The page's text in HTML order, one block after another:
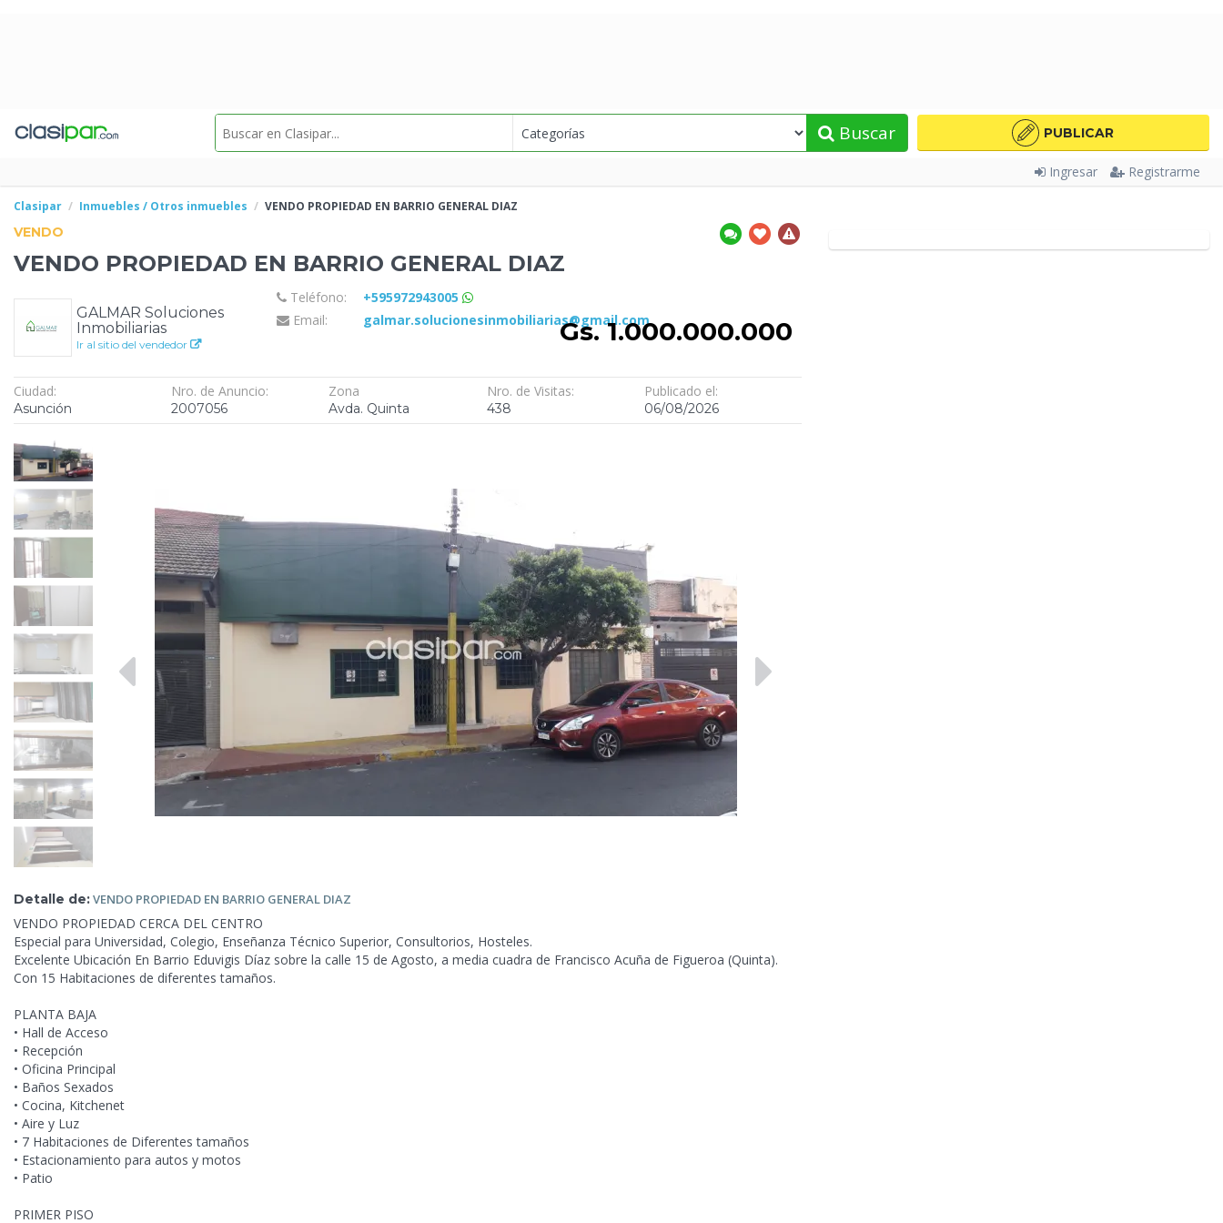
Buscar PUBLICAR
Ingresar Registrarme
Clasipar Inmuebles / Otros inmuebles VENDO PROPIEDAD EN BARRIO GENERAL DIAZ
VENDO
VENDO PROPIEDAD EN BARRIO GENERAL DIAZ
GALMAR Soluciones
Inmobiliarias
Ir al sitio del vendedor
Teléfono:
+595972943005
Email:
galmar.solucionesinmobiliarias@gmail.comGs. 1.000.000.000
Ciudad:
Asunción
Nro. de Anuncio:
2007056
Zona
Avda. Quinta
Nro. de Visitas:
438
Publicado el:
06/08/2026
Detalle de:VENDO PROPIEDAD EN BARRIO GENERAL DIAZ
VENDO PROPIEDAD CERCA DEL CENTRO
Especial para Universidad, Colegio, Enseñanza Técnico Superior, Consultorios, Hosteles.
Excelente Ubicación En Barrio Eduvigis Díaz sobre la calle 15 de Agosto, a media cuadra de Francisco Acuña de Figueroa (Quinta).
Con 15 Habitaciones de diferentes tamaños.
PLANTA BAJA
• Hall de Acceso
• Recepción
• Oficina Principal
• Baños Sexados
• Cocina, Kitchenet
• Aire y Luz
• 7 Habitaciones de Diferentes tamaños
• Estacionamiento para autos y motos
• Patio
PRIMER PISO